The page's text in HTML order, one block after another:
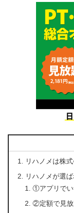
リハノメは株
リハノメが選
①アプリでい
②定額で見放